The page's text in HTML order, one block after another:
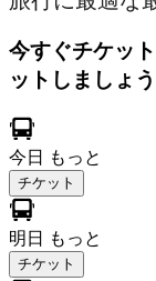
今すぐチケッ
ットしましょう
今日 もっと
チケット
明日 もっと
チケット